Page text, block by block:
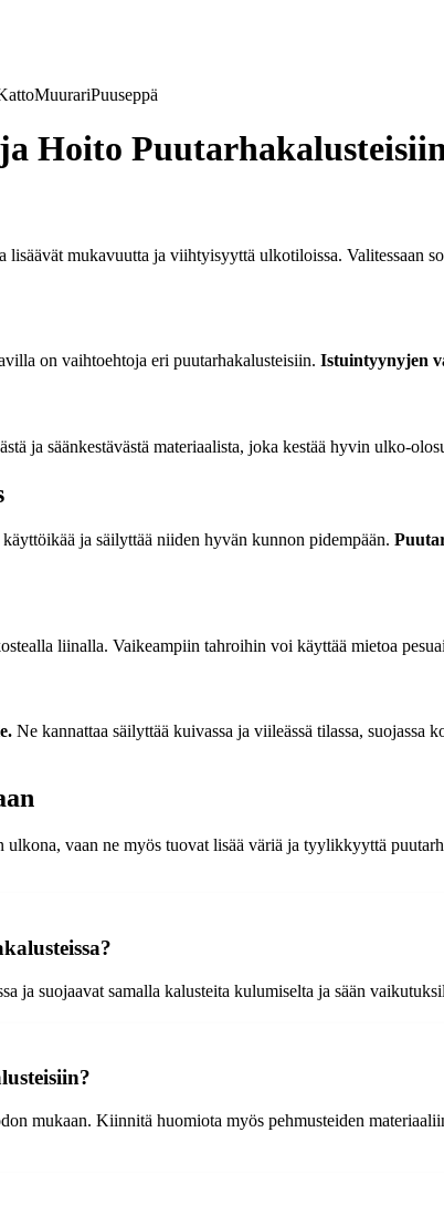
MuurariPuuseppä
Hoito
lisäävät mukavuutta ja viihtyisyyttä ulkotiloissa. Valitessaan
on vaihtoehtoja eri puutarhakalusteisiin. Istuintyynyjen
ja säänkestävästä materiaalista, joka kestää hyvin ulko-
ja säilyttää niiden hyvän kunnon pidempään.
liinalla. Vaikeampiin tahroihin voi käyttää mietoa
Ne kannattaa säilyttää kuivassa ja viileässä tilassa, suojassa
ulkona, vaan ne myös tuovat lisää väriä ja tyylikkyyttä
ja suojaavat samalla kalusteita kulumiselta ja sään
mukaan. Kiinnitä huomiota myös pehmusteiden